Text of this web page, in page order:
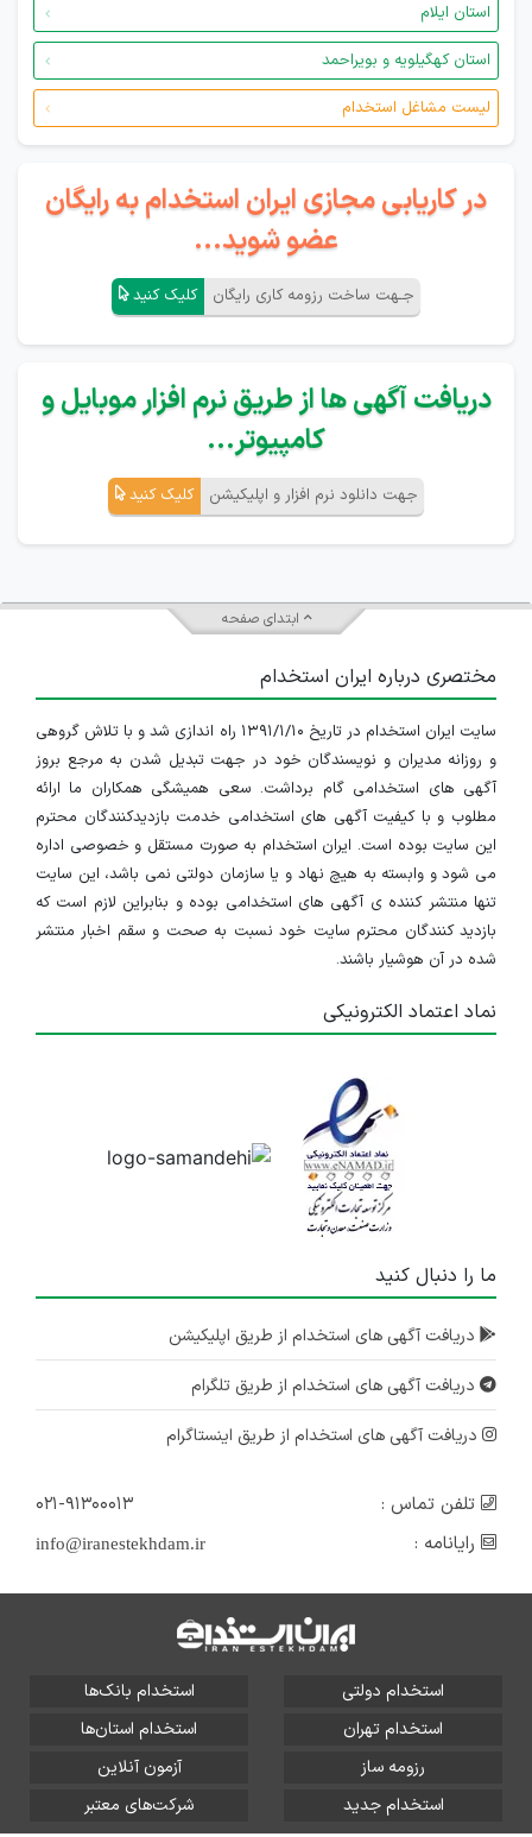
استان ایلام
استان کهگیلویه و بویراحمد
لیست مشاغل استخدام
در کاریابی مجازی ایران استخدام به رایگان
عضو شوید...
جـهت ساخت رزومه کاری رایگان کلیک کنید
دریافت آگهی ها از طریق نرم افزار موبایل و
کامپیوتر...
جهت دانلود نرم افزار و اپلیکیشن کلیک کنید
ابتدای صفحه
مختصری درباره ایران استخدام
سایت ایران استخدام در تاریخ ۱۳۹۱/۱/۱۰ راه اندازی شد و با تلاش گروهی
و روزانه مدیران و نویسندگان خود در جهت تبدیل شدن به مرجع بروز
آگهی های استخدامی گام برداشت. سعی همیشگی همکاران ما ارائه
مطلوب و با کیفیت آگهی های استخدامی خدمت بازدیدکنندگان محترم
این سایت بوده است. ایران استخدام به صورت مستقل و خصوصی اداره
می شود و وابسته به هیچ نهاد و یا سازمان دولتی نمی باشد، این سایت
تنها منتشر کننده ی آگهی های استخدامی بوده و بنابراین لازم است که
بازدید کنندگان محترم سایت خود نسبت به صحت و سقم اخبار منتشر
شده در آن هوشیار باشند.
نماد اعتماد الکترونیکی
ما را دنبال کنید
دریافت آگهی های استخدام از طریق اپلیکیشن
دریافت آگهی های استخدام از طریق تلگرام
دریافت آگهی های استخدام از طریق اینستاگرام
تلفن تماس :
۰۲۱-۹۱۳۰۰۰۱۳
رایانامه :
info@iranestekhdam.ir
استخدام دولتی
استخدام بانک‌ها
استخدام تهران
استخدام استان‌ها
رزومه ساز
آزمون آنلاین
استخدام جدید
شرکت‌های معتبر